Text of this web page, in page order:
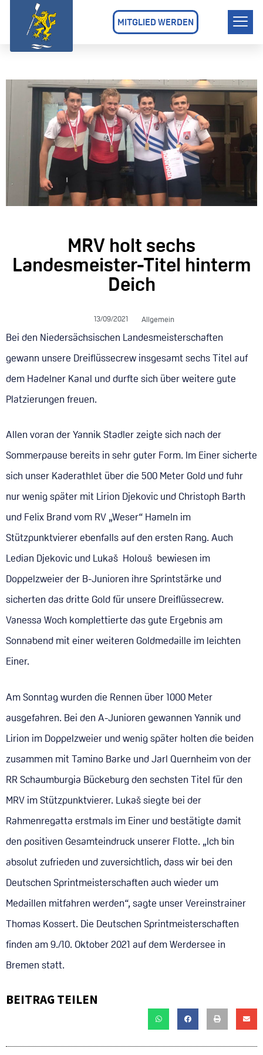
MITGLIED WERDEN
MRV holt sechs
Landesmeister-Titel hinterm
Deich
13/09/2021 Allgemein
Bei den Niedersächsischen Landesmeisterschaften
gewann unsere Dreiflüssecrew insgesamt sechs Titel auf
dem Hadelner Kanal und durfte sich über weitere gute
Platzierungen freuen.
Allen voran der Yannik Stadler zeigte sich nach der
Sommerpause bereits in sehr guter Form. Im Einer sicherte
sich unser Kaderathlet über die 500 Meter Gold und fuhr
nur wenig später mit Lirion Djekovic und Christoph Barth
und Felix Brand vom RV „Weser“ Hameln im
Stützpunktvierer ebenfalls auf den ersten Rang. Auch
Ledian Djekovic und Lukaš Holouš bewiesen im
Doppelzweier der B-Junioren ihre Sprintstärke und
sicherten das dritte Gold für unsere Dreiflüssecrew.
Vanessa Woch komplettierte das gute Ergebnis am
Sonnabend mit einer weiteren Goldmedaille im leichten
Einer.
Am Sonntag wurden die Rennen über 1000 Meter
ausgefahren. Bei den A-Junioren gewannen Yannik und
Lirion im Doppelzweier und wenig später holten die beiden
zusammen mit Tamino Barke und Jarl Quernheim von der
RR Schaumburgia Bückeburg den sechsten Titel für den
MRV im Stützpunktvierer. Lukaš siegte bei der
Rahmenregatta erstmals im Einer und bestätigte damit
den positiven Gesamteindruck unserer Flotte. „Ich bin
absolut zufrieden und zuversichtlich, dass wir bei den
Deutschen Sprintmeisterschaften auch wieder um
Medaillen mitfahren werden“, sagte unser Vereinstrainer
Thomas Kossert. Die Deutschen Sprintmeisterschaften
finden am 9./10. Oktober 2021 auf dem Werdersee in
Bremen statt.
BEITRAG TEILEN